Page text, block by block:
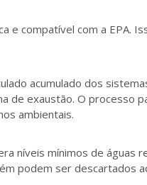
compatível com a EPA.
acumulado dos
exaustão. O processo
ambientais.
níveis mínimos de
podem ser descartados